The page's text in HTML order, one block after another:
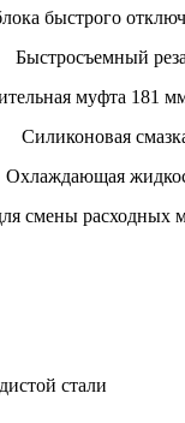
быстрого
Быстросъемный
муфта 181
Силиконовая
Охлаждающая
смены расходных
стали